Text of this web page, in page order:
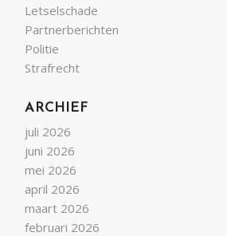
Letselschade
Partnerberichten
Politie
Strafrecht
ARCHIEF
juli 2026
juni 2026
mei 2026
april 2026
maart 2026
februari 2026